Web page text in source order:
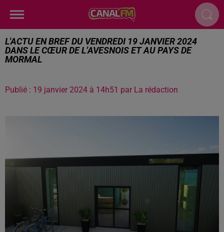
L'ACTU EN BREF DU VENDREDI 19 JANVIER 2024
DANS LE CŒUR DE L’AVESNOIS ET AU PAYS DE
MORMAL
Publié : 19 janvier 2024 à 14h51 par La rédaction